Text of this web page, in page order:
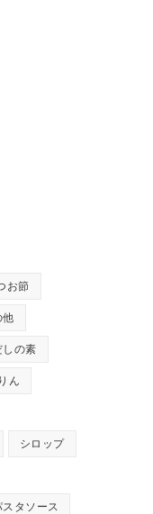
お節
他
しの素
ん
シロップ
スタソース